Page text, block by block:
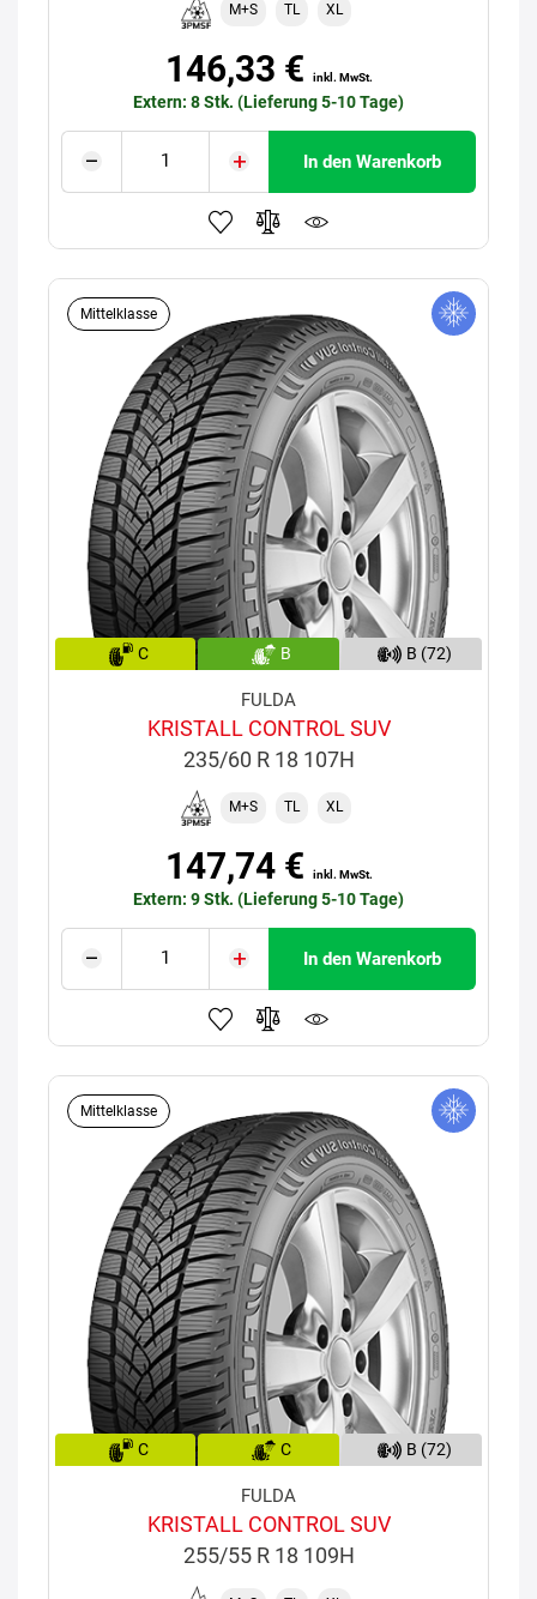
M+S TL XL
146,33 € inkl. MwSt.
Extern: 8 Stk. (Lieferung 5-10 Tage)
In den Warenkorb
Mittelklasse
C B B (72)
FULDA
KRISTALL CONTROL SUV
235/60 R 18 107H
M+S TL XL
147,74 € inkl. MwSt.
Extern: 9 Stk. (Lieferung 5-10 Tage)
In den Warenkorb
Mittelklasse
C C B (72)
FULDA
KRISTALL CONTROL SUV
255/55 R 18 109H